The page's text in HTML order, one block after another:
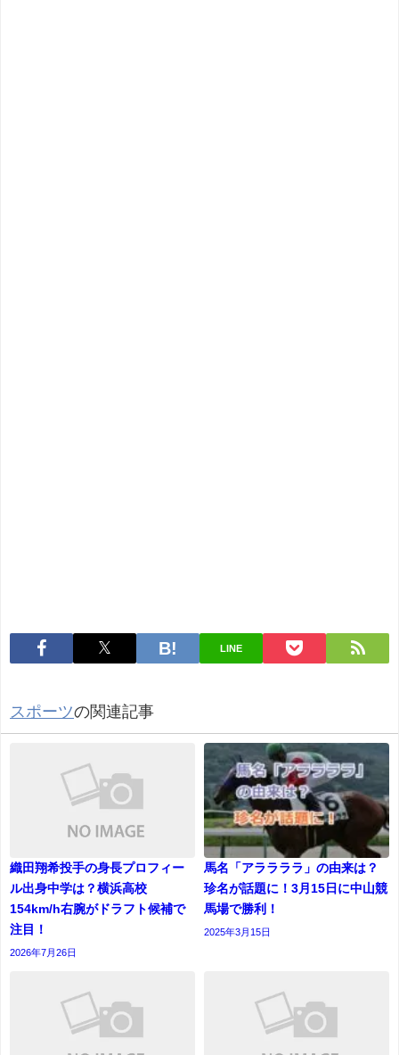
LINE
スポーツの関連記事
織田翔希投手の身長プロフィー
ル出身中学は？横浜高校
154km/h右腕がドラフト候補で
注目！
2026年7月26日
馬名「アララララ」の由来は？
珍名が話題に！3月15日に中山競
馬場で勝利！
2025年3月15日